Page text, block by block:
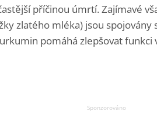
příčinou úmrtí. Zajímavé
zlatého mléka) jsou spojovány
pomáhá zlepšovat funkci